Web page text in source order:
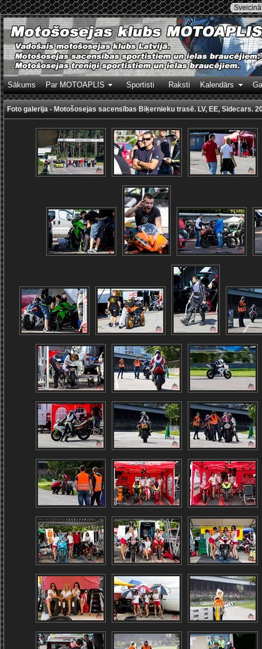
Sākums Par MOTOAPLIS Sportisti Raksti Kalendārs
Foto galerija - Motošosejas sacensības Biķernieku trasē. LV, EE, Sidecars.